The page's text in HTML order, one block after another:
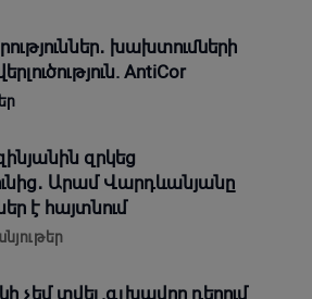
խախտումների
AntiCor
զրկեց
Արամ Վարդևանյանը
է հայտնում
չեմ տվել.գլխավոր դերում